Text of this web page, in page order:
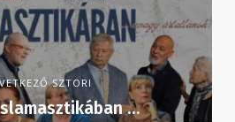
SZTORI
…